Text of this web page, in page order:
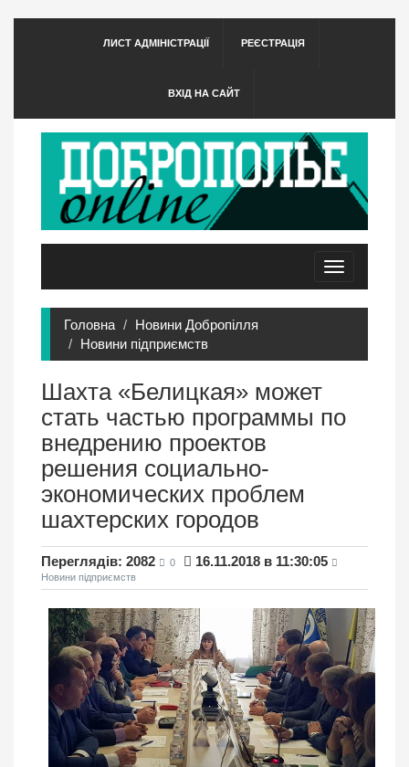
ЛИСТ АДМІНІСТРАЦІЇ РЕЄСТРАЦІЯ
ВХІД НА САЙТ
Toggle
navigation
Головна
Новини Добропілля
Новини підприємств
Шахта «Белицкая» может
стать частью программы по
внедрению проектов
решения социально-
экономических проблем
шахтерских городов
Переглядів: 2082 0 16.11.2018 в 11:30:05
Новини підприємств